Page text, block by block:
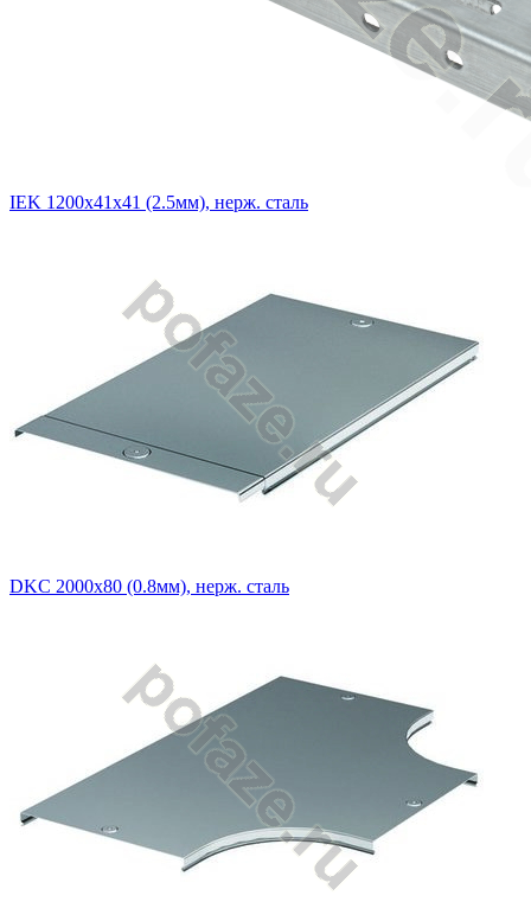
IEK 1200х41х41 (2.5мм), нерж. сталь
DKC 2000х80 (0.8мм), нерж. сталь